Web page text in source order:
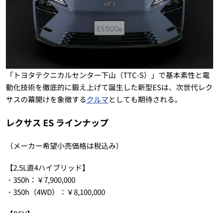
「トヨタテクニカルセンター下山（TTC-S）」で基本素性と電
動化技術を徹底的に鍛え上げて誕生した新型ESは、次世代レク
サスの幕開けを象徴するクルマとしても期待される。
レクサス ES ラインナップ
（メーカー希望小売価格は税込み）
【2.5L直4ハイブリッド】
・350h：￥7,900,000
・350h（4WD）：￥8,100,000